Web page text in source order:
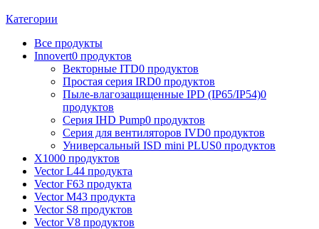
Категории
Все продукты
Innovert0 продуктов
Векторные ITD0 продуктов
Простая серия IRD0 продуктов
Пыле-влагозащищенные IPD (IP65/IP54)0
продуктов
Серия IHD Pump0 продуктов
Серия для вентиляторов IVD0 продуктов
Универсальный ISD mini PLUS0 продуктов
X1000 продуктов
Vector L44 продукта
Vector F63 продукта
Vector M43 продукта
Vector S8 продуктов
Vector V8 продуктов